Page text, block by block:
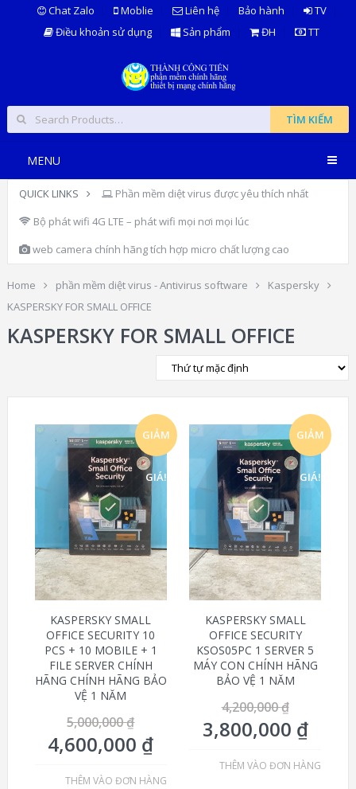
Chat Zalo Moblie Liên hệ Bảo hành
TV
Điều khoản sử dụng
Sản phẩm ĐH TT
TÌM KIẾM
MENU
QUICK LINKS
Phần mềm diệt virus được yêu thích nhất
Bộ phát wifi 4G LTE – phát wifi mọi nơi mọi lúc
web camera chính hãng tích hợp micro chất lượng cao
Home phần mềm diệt virus - Antivirus software
Kaspersky
KASPERSKY FOR SMALL OFFICE
KASPERSKY FOR SMALL OFFICE
GIẢM
GIÁ!
KASPERSKY SMALL
OFFICE SECURITY 10
PCS + 10 MOBILE + 1
FILE SERVER CHÍNH
HÃNG CHÍNH HÃNG BẢO
VỆ 1 NĂM
5,000,000₫
4,600,000 ₫
THÊM VÀO ĐƠN HÀNG
GIẢM
GIÁ!
KASPERSKY SMALL
OFFICE SECURITY
KSOS05PC 1 SERVER 5
MÁY CON CHÍNH HÃNG
BẢO VỆ 1 NĂM
4,200,000₫
3,800,000 ₫
THÊM VÀO ĐƠN HÀNG